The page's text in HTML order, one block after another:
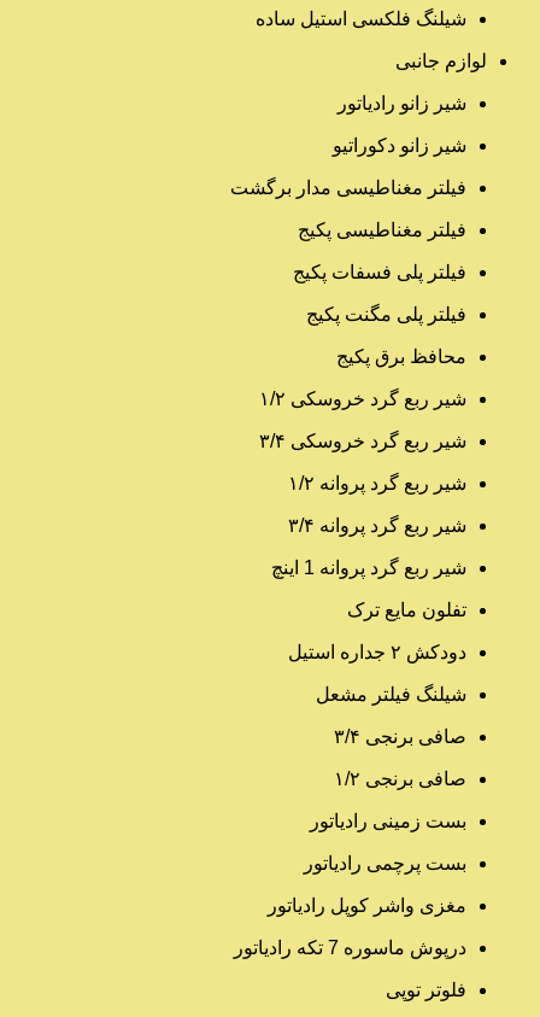
شیلنگ فلکسی استیل ساده
لوازم جانبی
شیر زانو رادیاتور
شیر زانو دکوراتیو
فیلتر مغناطیسی مدار برگشت
فیلتر مغناطیسی پکیج
فیلتر پلی فسفات پکیج
فیلتر پلی مگنت پکیج
محافظ برق پکیج
شیر ربع گرد خروسکی ۱/۲
شیر ربع گرد خروسکی ۳/۴
شیر ربع گرد پروانه ۱/۲
شیر ربع گرد پروانه ۳/۴
شیر ربع گرد پروانه 1 اینچ
تفلون مایع ترک
دودکش ۲ جداره استیل
شیلنگ فیلتر مشعل
صافی برنجی ۳/۴
صافی برنجی ۱/۲
بست زمینی رادیاتور
بست پرچمی رادیاتور
مغزی واشر کوپل رادیاتور
درپوش ماسوره 7 تکه رادیاتور
فلوتر توپی